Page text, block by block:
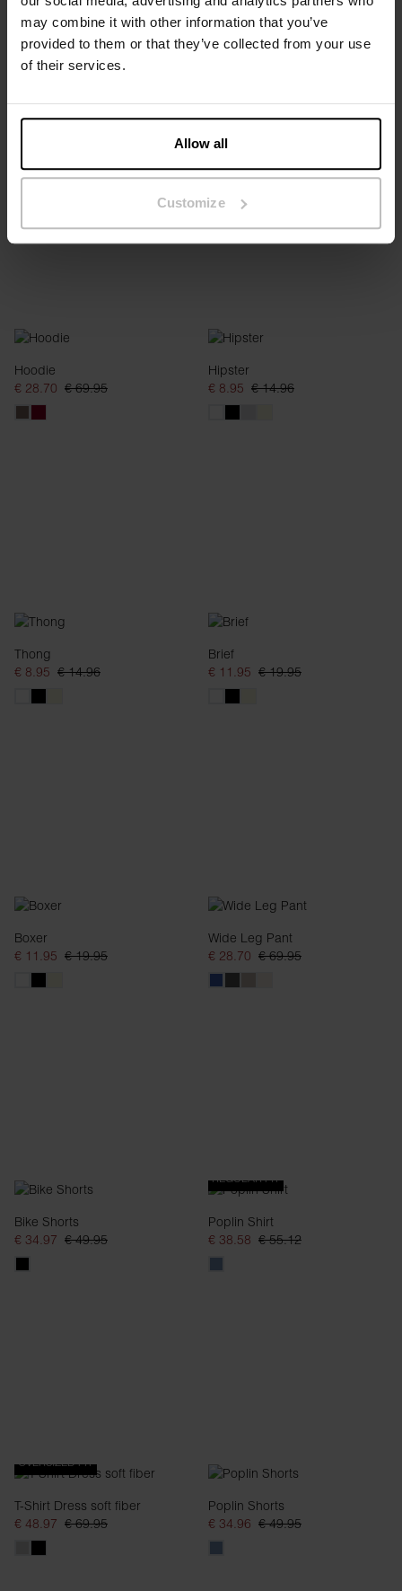
may combine it with other information that you’ve
provided to them or that they’ve collected from your use
of their services.
Allow all
Customize
€ 27.95 € 69.95
€ 28.70 € 69.95
Hoodie
€ 28.70 € 69.95
Hipster
€ 8.95 € 14.96
Thong
€ 8.95 € 14.96
Brief
€ 11.95 € 19.95
Boxer
€ 11.95 € 19.95
Wide Leg Pant
€ 28.70 € 69.95
Bike Shorts
€ 34.97 € 49.95
REGULAR FIT
Poplin Shirt
€ 38.58 € 55.12
OVERSIZED FIT
T-Shirt Dress soft fiber
€ 48.97 € 69.95
Poplin Shorts
€ 34.96 € 49.95